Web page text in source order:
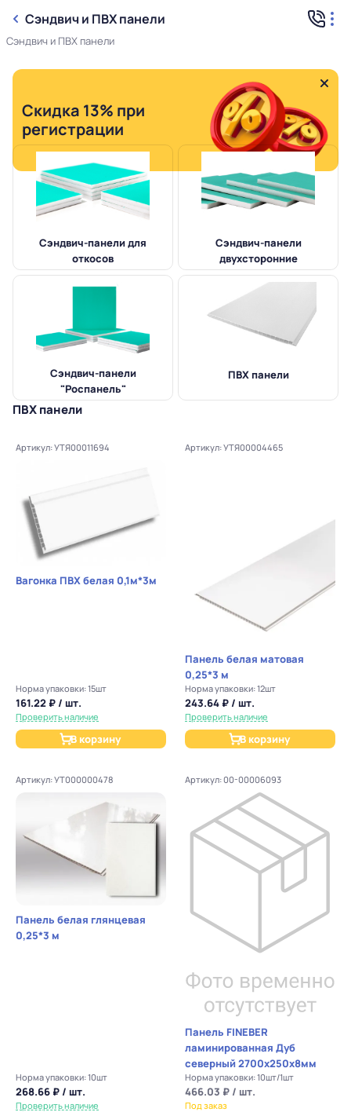
Сэндвич и ПВХ панели
Сэндвич и ПВХ панели
Скидка 13% при
регистрации
Сэндвич-панели для
откосов
Сэндвич-панели
двухсторонние
Сэндвич-панели
"Роспанель"
ПВХ панели
ПВХ панели
Артикул: УТЯ00011694
Вагонка ПВХ белая 0,1м*3м
Норма упаковки: 15шт
161.22 ₽ / шт.
Проверить наличие
В корзину
Артикул: УТЯ00004465
Панель белая матовая
0,25*3 м
Норма упаковки: 12шт
243.64 ₽ / шт.
Проверить наличие
В корзину
Артикул: УТ000000478
Панель белая глянцевая
0,25*3 м
Норма упаковки: 10шт
268.66 ₽ / шт.
Проверить наличие
Артикул: 00-00006093
Панель FINEBER
ламинированная Дуб
северный 2700х250х8мм
Норма упаковки: 10шт/1шт
466.03 ₽ / шт.
Под заказ